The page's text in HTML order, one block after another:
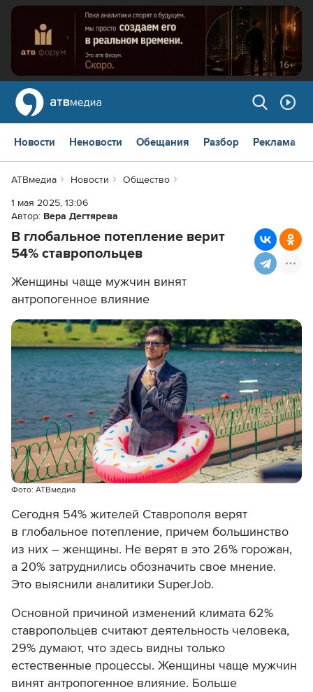
Новости Неновости Обещания Разбор Реклама
АТВмедиа Новости
Общество
1 мая 2025, 13:06
Автор: Вера Дегтярева
В глобальное потепление верит
54% ставропольцев
Женщины чаще мужчин винят
антропогенное влияние
Фото: АТВмедиа
Сегодня 54% жителей Ставрополя верят
в глобальное потепление, причем большинство
из них – женщины. Не верят в это 26% горожан,
а 20% затруднились обозначить свое мнение.
Это выяснили аналитики SuperJob.
Основной причиной изменений климата 62%
ставропольцев считают деятельность человека,
29% думают, что здесь видны только
естественные процессы. Женщины чаще мужчин
винят антропогенное влияние. Больше